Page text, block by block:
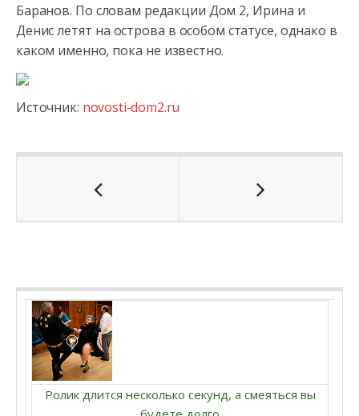
Баранов. По словам редакции Дом 2, Ирина и
Денис летят на острова в особом статусе, однако в
каком именно, пока не известно.
Источник: novosti-dom2.ru
Ролик длится несколько секунд, а смеяться вы